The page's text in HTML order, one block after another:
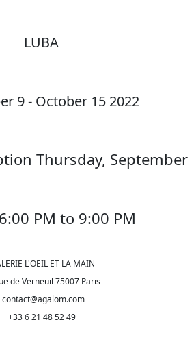
LUBA
9 - October 15 2022
Thursday, September
PM to 9:00 PM
L'OEIL ET LA MAIN
de Verneuil 75007 Paris
contact@agalom.com
+33 6 21 48 52 49